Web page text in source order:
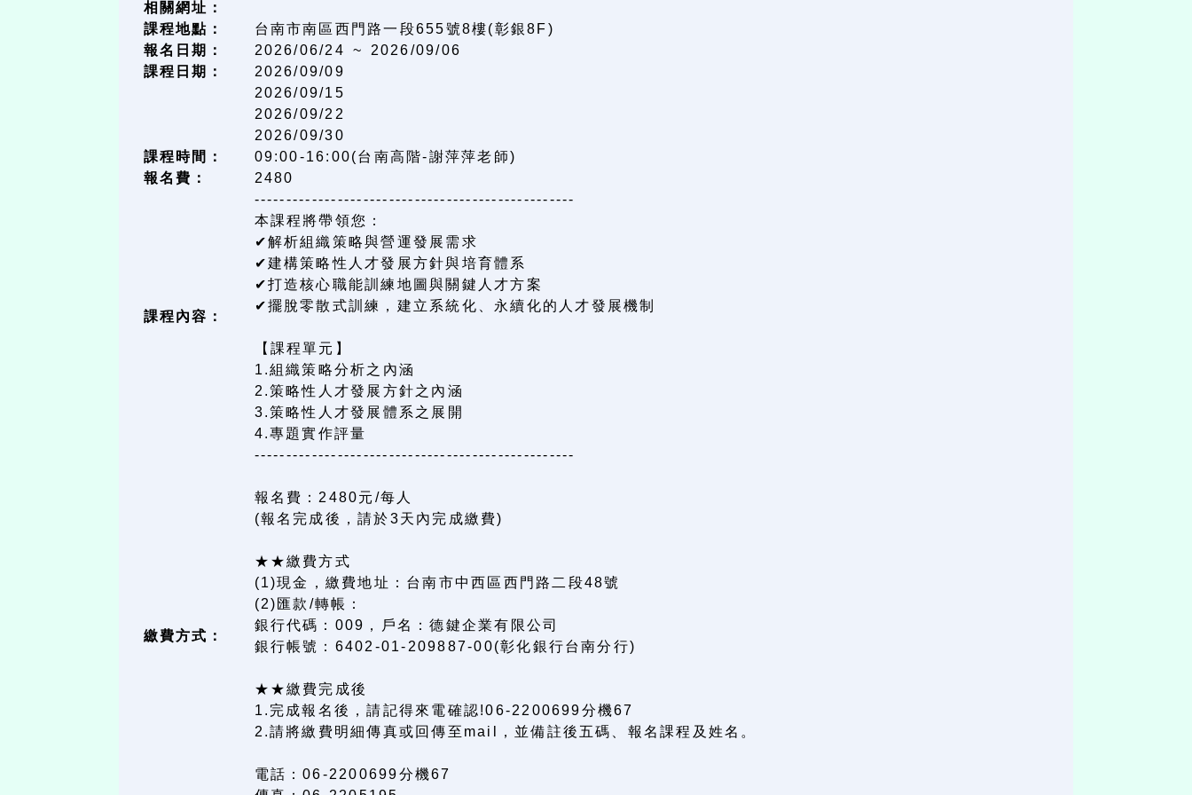
相關網址：
課程地點：
台南市南區西門路一段655號8樓(彰銀8F)
報名日期：
2026/06/24 ~ 2026/09/06
課程日期：
2026/09/09
2026/09/15
2026/09/22
2026/09/30
課程時間：
09:00-16:00(台南高階-謝萍萍老師)
報名費：
2480
課程內容：
--------------------------------------------------
本課程將帶領您：
✔解析組織策略與營運發展需求
✔建構策略性人才發展方針與培育體系
✔打造核心職能訓練地圖與關鍵人才方案
✔擺脫零散式訓練，建立系統化、永續化的人才發展機制
【課程單元】
1.組織策略分析之內涵
2.策略性人才發展方針之內涵
3.策略性人才發展體系之展開
4.專題實作評量
繳費方式：
--------------------------------------------------
報名費：2480元/每人
(報名完成後，請於3天內完成繳費)
★★繳費方式
(1)現金，繳費地址：台南市中西區西門路二段48號
(2)匯款/轉帳：
銀行代碼：009，戶名：德鍵企業有限公司
銀行帳號：6402-01-209887-00(彰化銀行台南分行)
★★繳費完成後
1.完成報名後，請記得來電確認!06-2200699分機67
2.請將繳費明細傳真或回傳至mail，並備註後五碼、報名課程及姓名。
電話：06-2200699分機67